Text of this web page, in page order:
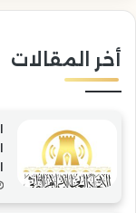
التقليدية
أخر المقالات